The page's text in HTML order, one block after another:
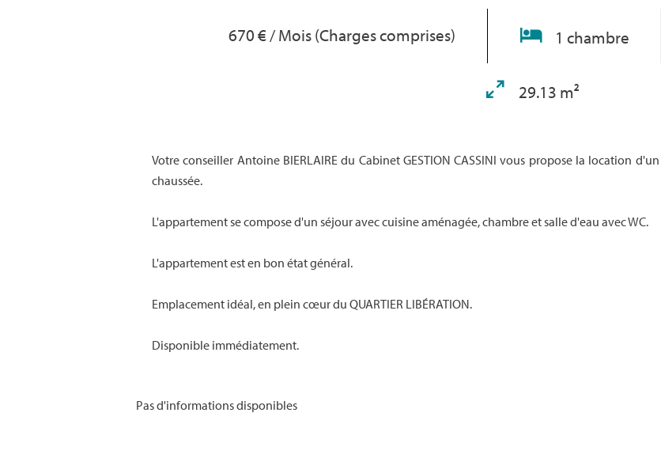
670 € / Mois (Charges comprises) 1 chambre
29.13 m²
Votre conseiller Antoine BIERLAIRE du Cabinet GESTION CASSINI vous propose la location
chaussée.
L'appartement se compose d'un séjour avec cuisine aménagée, chambre et salle d'eau avec WC.
L'appartement est en bon état général.
Emplacement idéal, en plein cœur du QUARTIER LIBÉRATION.
Disponible immédiatement.
Pas d'informations disponibles